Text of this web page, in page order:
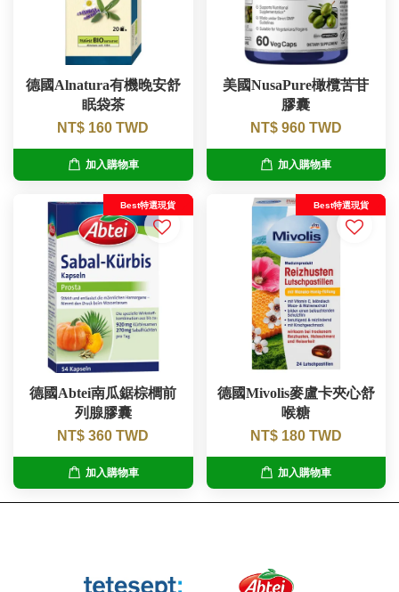
德國Alnatura有機晚安舒
眠袋茶
NT$ 160 TWD
加入購物車
美國NusaPure橄欖苦苷
膠囊
NT$ 960 TWD
加入購物車
Best特選現貨
德國Abtei南瓜鋸棕櫚前
列腺膠囊
NT$ 360 TWD
加入購物車
Best特選現貨
德國Mivolis麥盧卡夾心舒
喉糖
NT$ 180 TWD
加入購物車